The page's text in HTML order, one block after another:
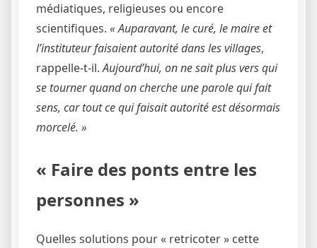
médiatiques, religieuses ou encore
scientifiques. « Auparavant, le curé, le maire et
l’instituteur faisaient autorité dans les villages,
rappelle-t-il.Aujourd’hui, on ne sait plus vers qui
se tourner quand on cherche une parole qui fait
sens, car tout ce qui faisait autorité est désormais
morcelé. »
« Faire des ponts entre les
personnes »
Quelles solutions pour « retricoter » cette